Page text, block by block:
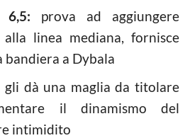
6,5: prova ad aggiungere
linea mediana, fornisce
bandiera a Dybala
gli dà una maglia da titolare
il dinamismo del
intimidito